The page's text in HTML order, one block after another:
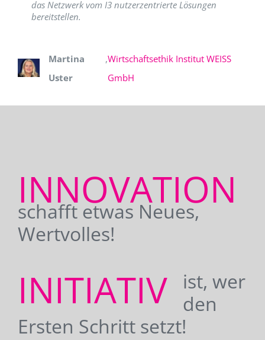
das Netzwerk vom I3 nutzerzentrierte Lösungen
bereitstellen.
Martina
Uster
,Wirtschaftsethik Institut WEISS
GmbH
INNOVATION
schafft etwas Neues,
Wertvolles!
INITIATIV
ist, wer
den
Ersten Schritt setzt!